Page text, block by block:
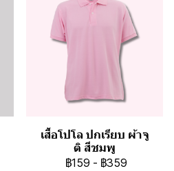
เสื้อโปโล ปกเรียบ ผ้าจู
ติ สีชมพู
฿159 - ฿359